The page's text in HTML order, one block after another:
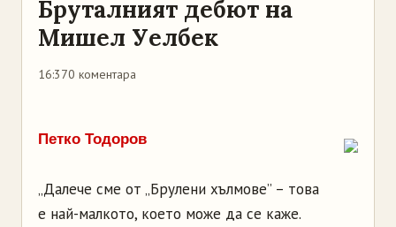
Бруталният дебют на
Мишел Уелбек
16:370 коментара
Петко Тодоров
„Далече сме от „Брулени хълмове” – това
е най-малкото, което може да се каже.